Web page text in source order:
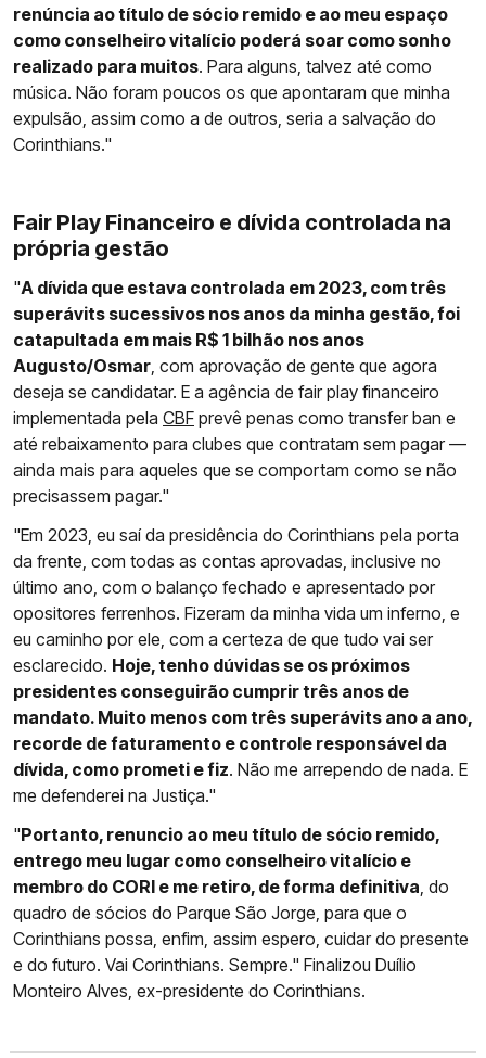
renúncia ao título de sócio remido e ao meu espaço
como conselheiro vitalício poderá soar como sonho
realizado para muitos. Para alguns, talvez até como
música. Não foram poucos os que apontaram que minha
expulsão, assim como a de outros, seria a salvação do
Corinthians."
Fair Play Financeiro e dívida controlada na
própria gestão
"A dívida que estava controlada em 2023, com três
superávits sucessivos nos anos da minha gestão, foi
catapultada em mais R$ 1 bilhão nos anos
Augusto/Osmar , com aprovação de gente que agora
deseja se candidatar. E a agência de fair play financeiro
implementada pela CBF prevê penas como transfer ban e
até rebaixamento para clubes que contratam sem pagar —
ainda mais para aqueles que se comportam como se não
precisassem pagar."
"Em 2023, eu saí da presidência do Corinthians pela porta
da frente, com todas as contas aprovadas, inclusive no
último ano, com o balanço fechado e apresentado por
opositores ferrenhos. Fizeram da minha vida um inferno, e
eu caminho por ele, com a certeza de que tudo vai ser
esclarecido. Hoje, tenho dúvidas se os próximos
presidentes conseguirão cumprir três anos de
mandato. Muito menos com três superávits ano a ano,
recorde de faturamento e controle responsável da
dívida, como prometi e fiz. Não me arrependo de nada. E
me defenderei na Justiça."
"Portanto, renuncio ao meu título de sócio remido,
entrego meu lugar como conselheiro vitalício e
membro do CORI e me retiro, de forma definitiva , do
quadro de sócios do Parque São Jorge, para que o
Corinthians possa, enfim, assim espero, cuidar do presente
e do futuro. Vai Corinthians. Sempre." Finalizou Duílio
Monteiro Alves, ex-presidente do Corinthians.